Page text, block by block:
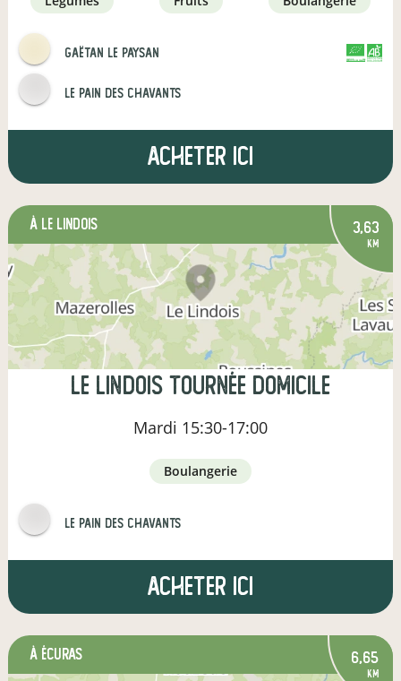
Gaëtan le paysan
Le pain des Chavants
Acheter ici
à Le Lindois 3,63
km
Le Lindois Tournée Domicile
Mardi 15:30-17:00
boulangerie
Le pain des Chavants
Acheter ici
à Écuras 6,65
km